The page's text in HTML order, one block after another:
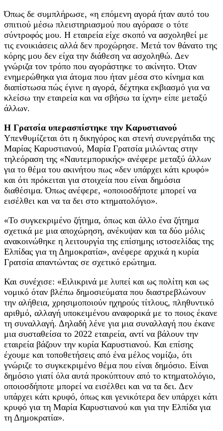
Όπως δε συμπλήρωσε, «η επόμενη αγορά ήταν αυτό του
σπιτιού μέσω πλειστηριασμού που αγόρασε ο τότε
σύντροφός μου. Η εταιρεία είχε σκοπό να ασχοληθεί με
τις ενοικιάσεις αλλά δεν προχώρησε. Μετά τον θάνατο της
κόρης μου δεν είχα την διάθεση να ασχοληθώ. Δεν
γνώριζα τον τρόπο που αγοράστηκε το ακίνητο. Όταν
ενημερώθηκα για άτομα που ήταν μέσα στο κίνημα και
διαπίστωσα πώς έγινε η αγορά, δέχτηκα εκβιασμό για να
κλείσω την εταιρεία και να σβήσω τα ίχνη» είπε μεταξύ
άλλων.
Η Γρατσία υπερασπίστηκε την Καρυστιανού
Υπενθυμίζεται ότι η δικηγόρος και στενή συνεργάτιδα της
Μαρίας Καρυστιανού, Μαρία Γρατσία μιλώντας στην
τηλεόραση της «Ναυτεμπορικής» ανέφερε μεταξύ άλλων
για το θέμα του ακινήτου πως «δεν υπάρχει κάτι κρυφό»
και ότι πρόκειται για στοιχεία που είναι δημόσια
διαθέσιμα. Όπως ανέφερε, «οποιοσδήποτε μπορεί να
εισέλθει και να τα δει στο κτηματολόγιο».
«Το συγκεκριμένο ζήτημα, όπως και άλλο ένα ζήτημα
σχετικά με μια αποχώρηση, ανέκυψαν και τα δύο μόλις
ανακοινώθηκε η λειτουργία της επίσημης ιστοσελίδας της
Ελπίδας για τη Δημοκρατία», ανέφερε αρχικά η κυρία
Γρατσία απαντώντας σε σχετικό ερώτημα.
Και συνέχισε: «Ειλικρινά με λυπεί και ως πολίτη και ως
νομικό όταν βλέπω δημοσιεύματα που διαστρεβλώνουν
την αλήθεια, χρησιμοποιούν ηχηρούς τίτλους, πληθυντικό
αριθμό, αλλαγή υποκειμένου αναφορικά με το ποιος έκανε
τη συναλλαγή. Δηλαδή λένε για μια συναλλαγή που έκανε
μια συσταθείσα το 2022 εταιρεία, αντί να βάλουν την
εταιρεία βάζουν την κυρία Καρυστιανού. Και επίσης
έχουμε και τοποθετήσεις από ένα μέλος νομίζω, ότι
γνώριζε το συγκεκριμένο θέμα που είναι δημόσιο. Είναι
δημόσιο γιατί όλα αυτά προκύπτουν από το κτηματολόγιο,
οποιοσδήποτε μπορεί να εισέλθει και να τα δει. Δεν
υπάρχει κάτι κρυφό, όπως και γενικότερα δεν υπάρχει κάτι
κρυφό για τη Μαρία Καρυστιανού και για την Ελπίδα για
τη Δημοκρατία».